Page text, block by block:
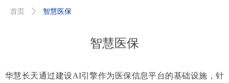
首页 ꄲ 智慧医保
智慧医保
华慧长天通过建设AI引擎作为医保信息平台的基础设施，针